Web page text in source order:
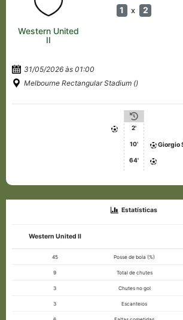
1 x 2
Western United
II
31/05/2026 às 01:00
Melbourne Rectangular Stadium ()
2'
10' Giorgio
64'
Estatísticas
Western United II
45 Posse de bola (%)
9 Total de chutes
3 Chutes no gol
3 Escanteios